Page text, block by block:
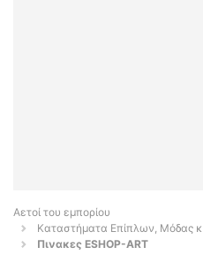
Αετοί του εμπορίου
Καταστήματα Επίπλων, Μόδας
Πινακες ESHOP-ART